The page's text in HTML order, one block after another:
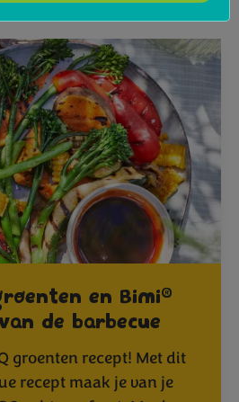
en Bimi®
de barbecue
groenten recept! Met dit
recept maak je van je